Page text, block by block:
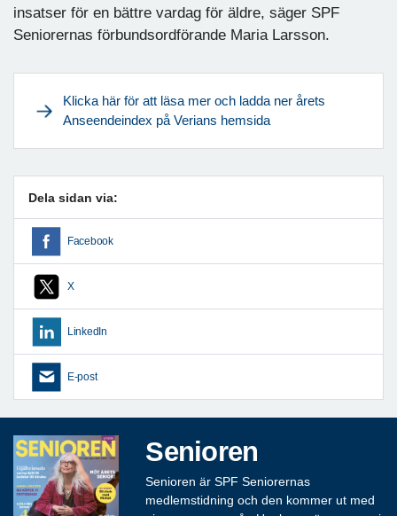
insatser för en bättre vardag för äldre, säger SPF
Seniorernas förbundsordförande Maria Larsson.
Klicka här för att läsa mer och ladda ner årets
Anseendeindex på Verians hemsida
Dela sidan via:
Facebook
X
LinkedIn
E-post
Senioren
Senioren är SPF Seniorernas
medlemstidning och den kommer ut med